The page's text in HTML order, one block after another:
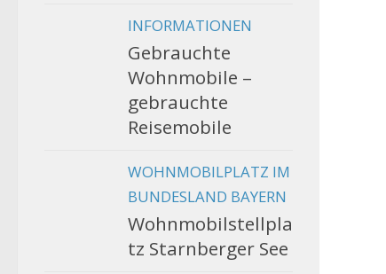
INFORMATIONEN
Gebrauchte
Wohnmobile –
gebrauchte
Reisemobile
WOHNMOBILPLATZ IM
BUNDESLAND BAYERN
Wohnmobilstellpla
tz Starnberger See